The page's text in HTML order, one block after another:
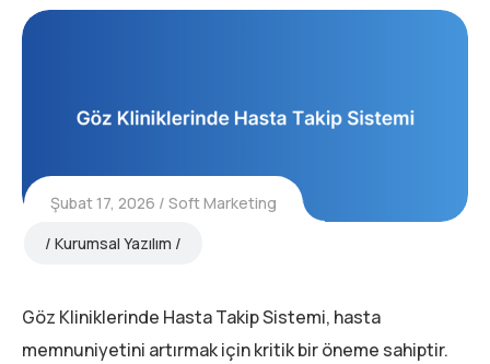
Şubat 17, 2026
Soft Marketing
Kurumsal Yazılım
Göz Kliniklerinde Hasta Takip Sistemi, hasta
memnuniyetini artırmak için kritik bir öneme sahiptir.